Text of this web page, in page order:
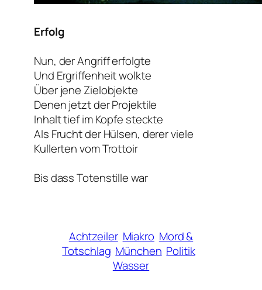
Erfolg
Nun, der Angriff erfolgte
Und Ergriffenheit wolkte
Über jene Zielobjekte
Denen jetzt der Projektile
Inhalt tief im Kopfe steckte
Als Frucht der Hülsen, derer viele
Kullerten vom Trottoir
Bis dass Totenstille war
Achtzeiler Miakro Mord &
Totschlag München Politik
Wasser